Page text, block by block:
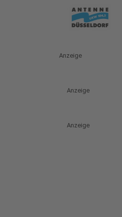
Anzeige
Anzeige
Anzeige